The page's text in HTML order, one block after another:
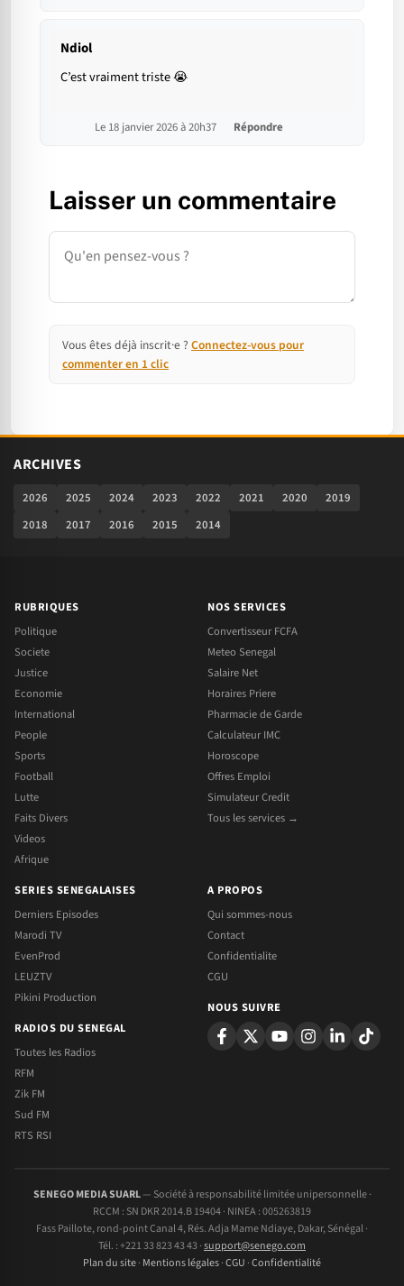
Ndiol
C’est vraiment triste 😭
Le 18 janvier 2026 à 20h37 Répondre
Laisser un commentaire
Commentaire
Vous êtes déjà inscrit·e ? Connectez-vous pour
commenter en 1 clic
ARCHIVES
2026 2025 2024 2023 2022 2021 2020
2019
2018
2017 2016 2015 2014
RUBRIQUES
Politique
Societe
Justice
Economie
International
People
Sports
Football
Lutte
Faits Divers
Videos
Afrique
NOS SERVICES
Convertisseur FCFA
Meteo Senegal
Salaire Net
Horaires Priere
Pharmacie de Garde
Calculateur IMC
Horoscope
Offres Emploi
Simulateur Credit
Tous les services →
SERIES SENEGALAISES
Derniers Episodes
Marodi TV
EvenProd
LEUZTV
Pikini Production
RADIOS DU SENEGAL
Toutes les Radios
RFM
Zik FM
Sud FM
RTS RSI
A PROPOS
Qui sommes-nous
Contact
Confidentialite
CGU
NOUS SUIVRE
SENEGO MEDIA SUARL— Société à responsabilité limitée unipersonnelle ·
RCCM : SN DKR 2014.B 19404 · NINEA : 005263819
Fass Paillote, rond-point Canal 4, Rés. Adja Mame Ndiaye, Dakar, Sénégal ·
Tél. : +221 33 823 43 43 ·support@senego.com
Plan du site· Mentions légales·CGU ·Confidentialité